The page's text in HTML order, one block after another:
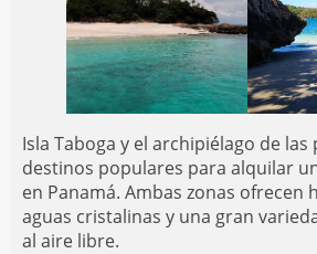
Isla Taboga y el archipiélago de las
destinos populares para alquilar
en Panamá. Ambas zonas ofrecen
aguas cristalinas y una gran
al aire libre.